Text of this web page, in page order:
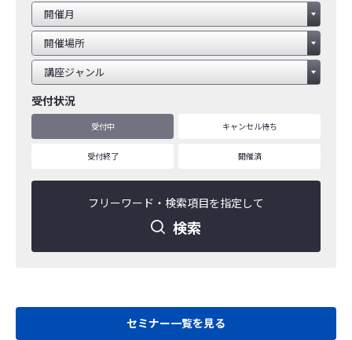
受付状況
受付中 キャンセル待ち
受付終了 開催済
フリーワード・ 検索項目を指定して
検索
セミナー一覧を見る